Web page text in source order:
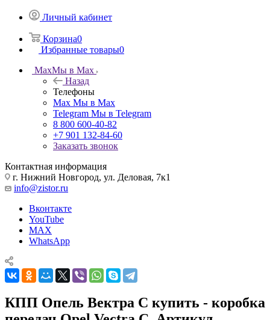
Личный кабинет
Корзина0
Избранные товары0
MaxМы в Max
Назад
Телефоны
Max Мы в Max
Telegram Мы в Telegram
8 800 600-40-82
+7 901 132-84-60
Заказать звонок
Контактная информация
г. Нижний Новгород, ул. Деловая, 7к1
info@zistor.ru
Вконтакте
YouTube
MAX
WhatsApp
КПП Опель Вектра С купить - коробка